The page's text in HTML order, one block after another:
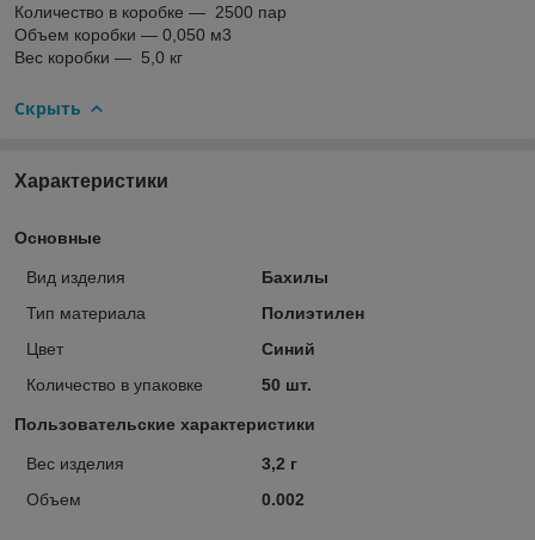
Количество в коробке — 2500 пар
Объем коробки — 0,050 м3
Вес коробки — 5,0 кг
Скрыть
Характеристики
Основные
Вид изделия
Бахилы
Тип материала
Полиэтилен
Цвет
Синий
Количество в упаковке
50 шт.
Пользовательские характеристики
Вес изделия
3,2 г
Объем
0.002